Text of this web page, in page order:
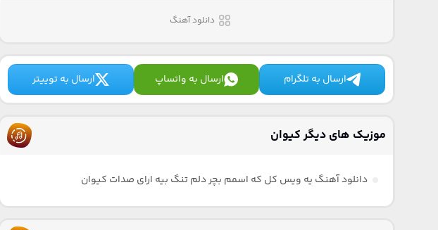
دانلود آهنگ
ارسال به تلگرام ارسال به واتساپ ارسال به توییتر
موزیک های دیگر کیوان
دانلود آهنگ یه ویس کل که اسمم بچر دلم تنگ بیه ارای صدات کیوان